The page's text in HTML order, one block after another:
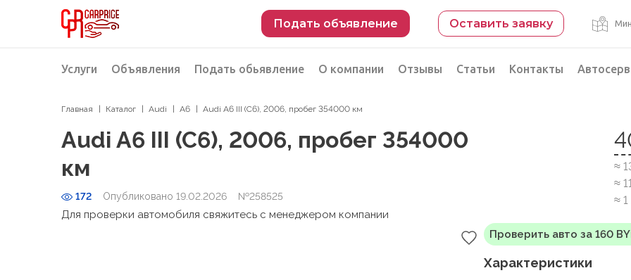
Подать объявление Оставить заявку
Услуги
Подбор автомобиля
Подбор автомобиля из Российской Федерации
Проверка автомобиля перед покупкой
Подбор автомобиля из Китая
Объявления Подать обьявление
Разместить объявление о продаже
О компании Отзывы Статьи Контакты
Главная Каталог Audi A6 Audi A6 III (C6), 2006, пробег 354000 км
Audi A6 III (C6), 2006, пробег 354000
км
172 Опубликовано 19.02.2026 №258525
≈
≈
≈
Для проверки автомобиля свяжитесь с менеджером компании
Проверить авто за 160
Характеристики